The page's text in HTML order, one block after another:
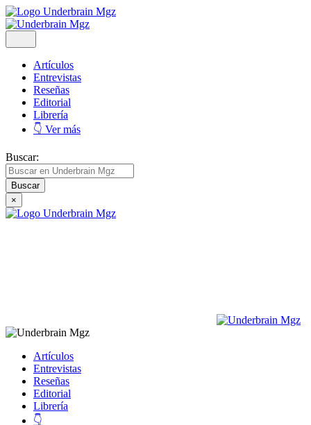
Artículos
Entrevistas
Reseñas
Editorial
Librería
👇 Ver más
Buscar:
×
Artículos
Entrevistas
Reseñas
Editorial
Librería
👇